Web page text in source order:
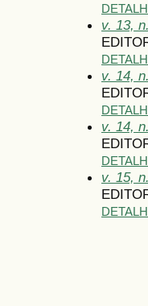
v. 13,
v. 14,
v. 14,
v. 15,